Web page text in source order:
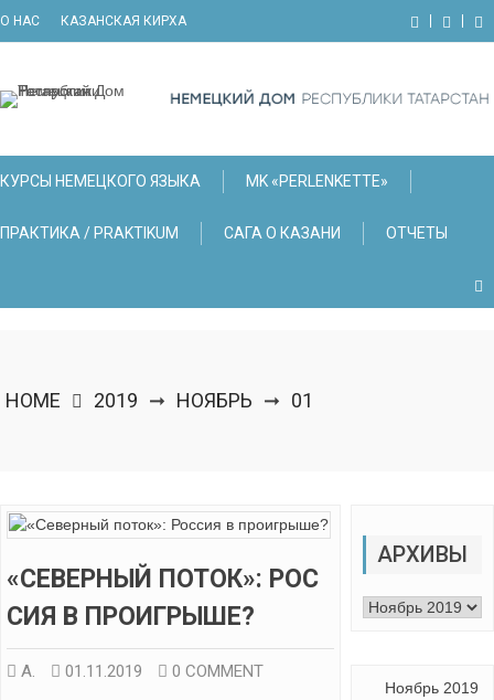
О НАС КАЗАНСКАЯ КИРХА
КУРСЫ НЕМЕЦКОГО ЯЗЫКА МK «PERLENKETTE»
ПРАКТИКА / PRAKTIKUM САГА О КАЗАНИ ОТЧЕТЫ
HOME 2019 ➞ НОЯБРЬ ➞ 01
«СЕВЕРНЫЙ ПОТОК»: РОС
СИЯ В ПРОИГРЫШЕ?
А. 01.11.2019 0 COMMENT
АРХИВЫ
Архивы
Ноябрь 2019